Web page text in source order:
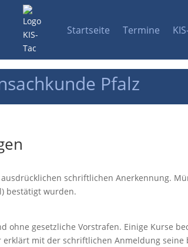
Startseite Termine
Pfalz
schriftlichen Anerkennung.
bestätigt wurden.
ohne gesetzliche Vorstrafen. Einige Kurse
mit der schriftlichen Anmeldung